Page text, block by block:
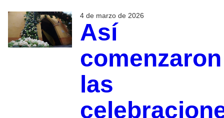
4 de marzo de 2026
Así
comenzaron
las